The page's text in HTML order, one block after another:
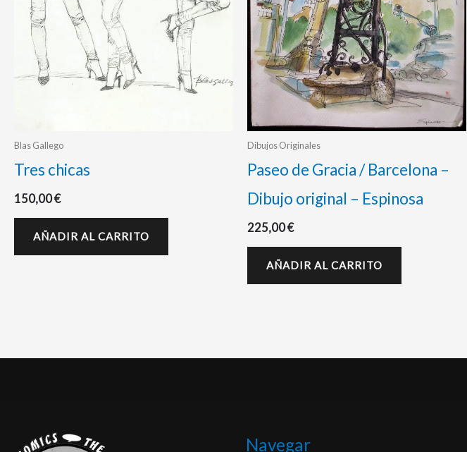
Blas Gallego
Tres chicas
150,00€
AÑADIR AL CARRITO
Dibujos Originales
Paseo de Gracia / Barcelona –
Dibujo original – Espinosa
225,00€
AÑADIR AL CARRITO
Navegar